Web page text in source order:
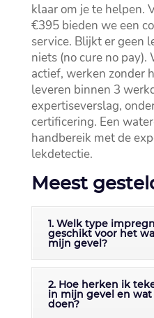
klaar om je te helpen.​
€395 bieden we een
service.​ Blijkt er geen
niets (no cure no pay).​
actief, werken zonder
leveren binnen 3
expertiseverslag,
certificering.​ Een
handbereik met de
lekdetectie.​
Meest
1. Welk type
geschikt voor het
mijn gevel?
2. Hoe herken ik
in mijn gevel en wat
doen?